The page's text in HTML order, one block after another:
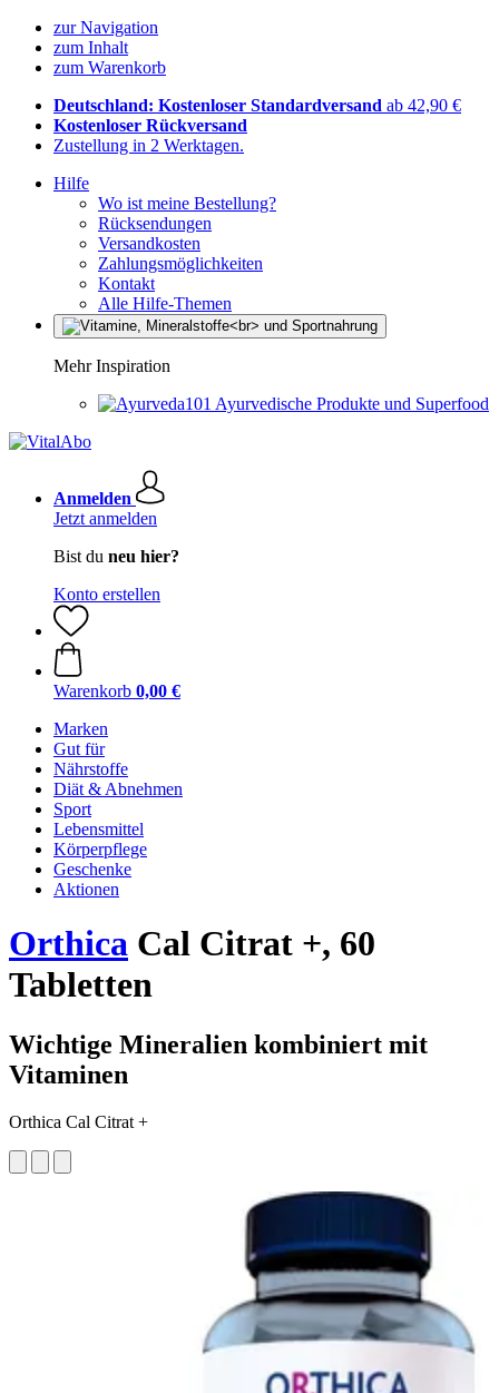
zur Navigation
zum Inhalt
zum Warenkorb
Deutschland: Kostenloser Standardversand ab 42,90 €
Kostenloser Rückversand
Zustellung in 2 Werktagen.
Hilfe
Wo ist meine Bestellung?
Rücksendungen
Versandkosten
Zahlungsmöglichkeiten
Kontakt
Alle Hilfe-Themen
Mehr Inspiration
Ayurvedische Produkte und Superfood
Anmelden
Jetzt anmelden
Bist du neu hier?
Konto erstellen
Warenkorb 0,00 €
Marken
Gut für
Nährstoffe
Diät & Abnehmen
Sport
Lebensmittel
Körperpflege
Geschenke
Aktionen
Orthica Cal Citrat +, 60
Tabletten
Wichtige Mineralien kombiniert mit
Vitaminen
Orthica Cal Citrat +